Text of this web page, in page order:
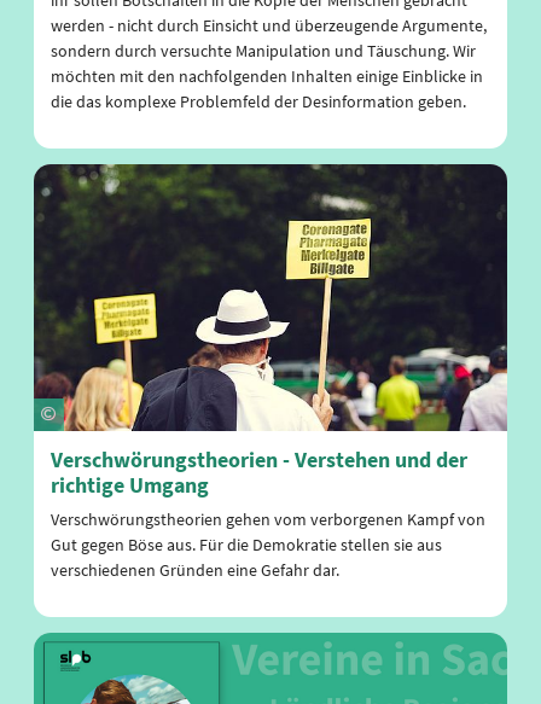
werden - nicht durch Einsicht und überzeugende Argumente,
sondern durch versuchte Manipulation und Täuschung. Wir
möchten mit den nachfolgenden Inhalten einige Einblicke in
die das komplexe Problemfeld der Desinformation geben.
Verschwörungstheorien - Verstehen und der
richtige Umgang
Verschwörungstheorien gehen vom verborgenen Kampf von
Gut gegen Böse aus. Für die Demokratie stellen sie aus
verschiedenen Gründen eine Gefahr dar.